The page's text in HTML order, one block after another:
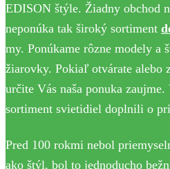
EDISON štýle. Žiadny obchod
neponúka tak široký sortiment
my. Ponúkame rôzne modely a
žiarovky. Pokiaľ otvárate alebo
určite Vás naša ponuka
sortiment svietidiel doplnili o
Pred 100 rokmi nebol
ako štýl, bol to jednoducho